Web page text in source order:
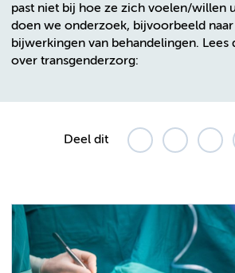
past niet bij hoe ze zich voelen/willen
doen we onderzoek, bijvoorbeeld
bijwerkingen van behandelingen. Lees
over transgenderzorg:
Deel dit